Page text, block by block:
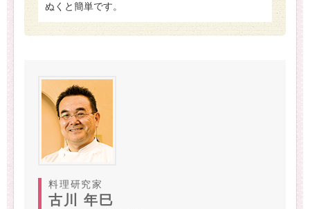
ぬくと簡単です。
料理研究家
古川 年巳